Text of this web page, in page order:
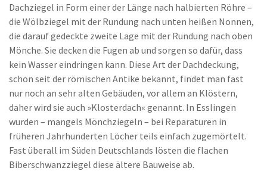
Dachziegel in Form einer der Länge nach halbierten Röhre –
die Wölbziegel mit der Rundung nach unten heißen Nonnen,
die darauf gedeckte zweite Lage mit der Rundung nach oben
Mönche. Sie decken die Fugen ab und sorgen so dafür, dass
kein Wasser eindringen kann. Diese Art der Dachdeckung,
schon seit der römischen Antike bekannt, findet man fast
nur noch an sehr alten Gebäuden, vor allem an Klöstern,
daher wird sie auch »Klosterdach« genannt. In Esslingen
wurden – mangels Mönchziegeln – bei Reparaturen in
früheren Jahrhunderten Löcher teils einfach zugemörtelt.
Fast überall im Süden Deutschlands lösten die flachen
Biberschwanzziegel diese ältere Bauweise ab.